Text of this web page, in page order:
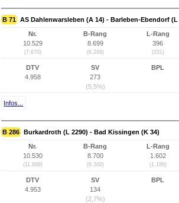
B 71 AS Dahlenwarsleben (A 14) - Barleben-Ebendorf (L
Nr.
10.529
(7.670)
B-Rang
8.699
(6.299)
L-Rang
396
(331)
DTV
4.958
SV
273
(5,5%)
BPL
Infos...
B 286 Burkardroth (L 2290) - Bad Kissingen (K 34)
Nr.
10.530
(11.899)
B-Rang
8.700
(6.300)
L-Rang
1.602
(1.189)
DTV
4.953
SV
134
(2,7%)
BPL